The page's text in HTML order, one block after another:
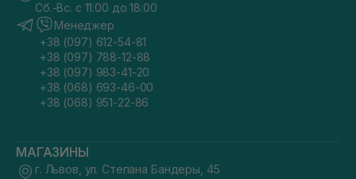
Сб.-Вс. с 11:00 до 18:00
Менеджер
+38 (097) 612-54-81
+38 (097) 788-12-88
+38 (097) 983-41-20
+38 (068) 693-46-00
+38 (068) 951-22-86
МАГАЗИНЫ
г. Львов, ул. Степана Бандеры, 45